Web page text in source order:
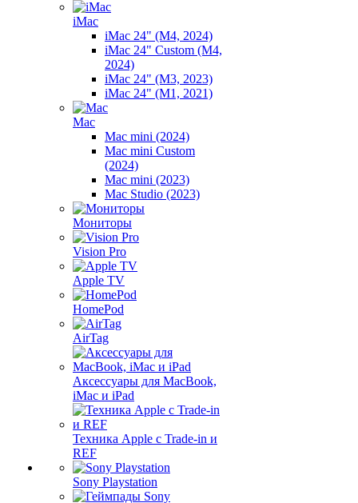
iMac
iMac 24" (M4, 2024)
iMac 24" Custom (M4,
2024)
iMac 24" (M3, 2023)
iMac 24" (M1, 2021)
Mac
Mac mini (2024)
Mac mini Custom
(2024)
Mac mini (2023)
Mac Studio (2023)
Мониторы
Vision Pro
Apple TV
HomePod
AirTag
Аксессуары для MacBook,
iMac и iPad
Техника Apple с Trade-in и
REF
Sony Playstation